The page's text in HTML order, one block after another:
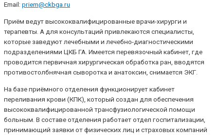
Email: priem@ckbga.ru
Приём ведут высококвалифицированные врачи-хирурги и
терапевты. А для консультаций привлекаются специалисты,
которые заведуют лечебными и лечебно-диагностическими
подразделениями ЦКБ ГА. Имеется перевязочный кабинет, где
проводится первичная хирургическая обработка ран, вводятся
противостолбнячная сыворотка и анатоксин, снимается ЭКГ.
На базе приёмного отделения функционирует кабинет
переливания крови (КПК), который создан для обеспечения
высококвалифицированной трансфузиологической помощи
больным. В составе отделения работает отдел госпитализации,
принимающий заявки от физических лиц и страховых компаний